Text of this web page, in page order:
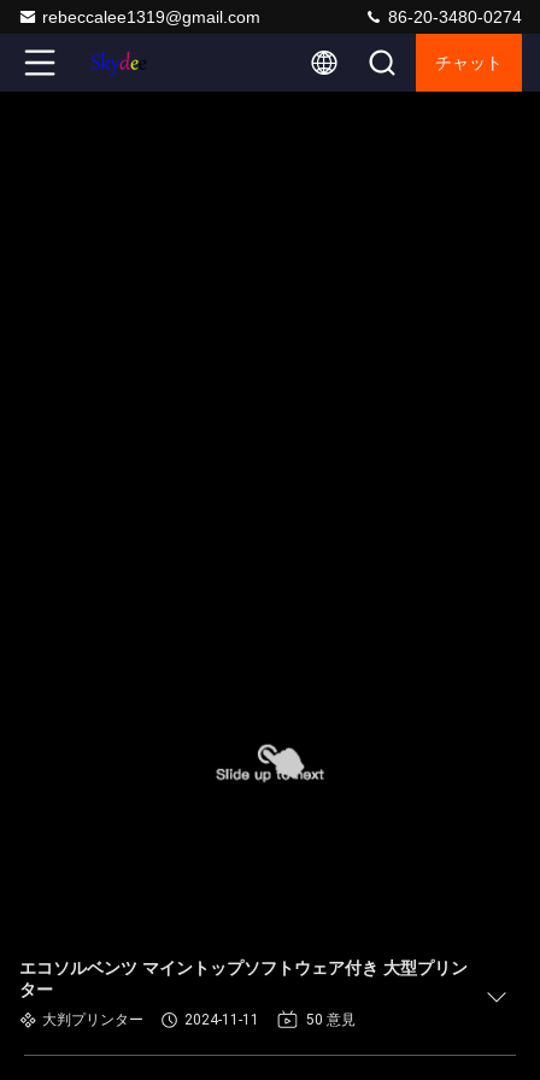
rebeccalee1319@gmail.com 86-20-3480-0274
チャット
エコソルベンツ マイントップソフトウェア付き 大型プリン
ター
大判プリンター 2024-11-11 50 意見